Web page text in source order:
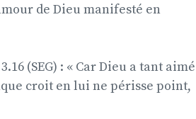
de Dieu manifesté en
(SEG) : « Car Dieu a tant aimé
croit en lui ne périsse point,